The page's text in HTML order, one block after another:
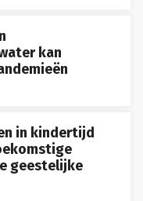
kan
in kindertijd
geestelijke